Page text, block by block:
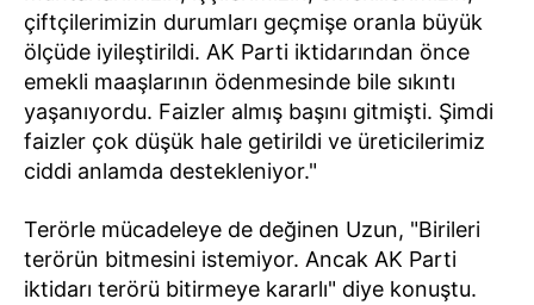
çiftçilerimizin durumları geçmişe oranla büyük
ölçüde iyileştirildi. AK Parti iktidarından önce
emekli maaşlarının ödenmesinde bile sıkıntı
yaşanıyordu. Faizler almış başını gitmişti. Şimdi
faizler çok düşük hale getirildi ve üreticilerimiz
ciddi anlamda destekleniyor."
Terörle mücadeleye de değinen Uzun, "Birileri
terörün bitmesini istemiyor. Ancak AK Parti
iktidarı terörü bitirmeye kararlı" diye konuştu.